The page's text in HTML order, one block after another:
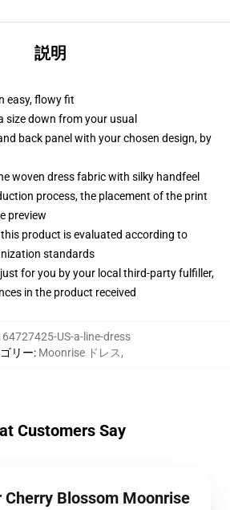
説明
easy, flowy fit
size down from your usual
back panel with your chosen design, by
woven dress fabric with silky handfeel
process, the placement of the print
preview
product is evaluated according to
standards
for you by your local third-party fulfiller,
in the product received
US-a-line-dress
リー: Moonrise ドレス,
Customers Say
Blossom Moonrise